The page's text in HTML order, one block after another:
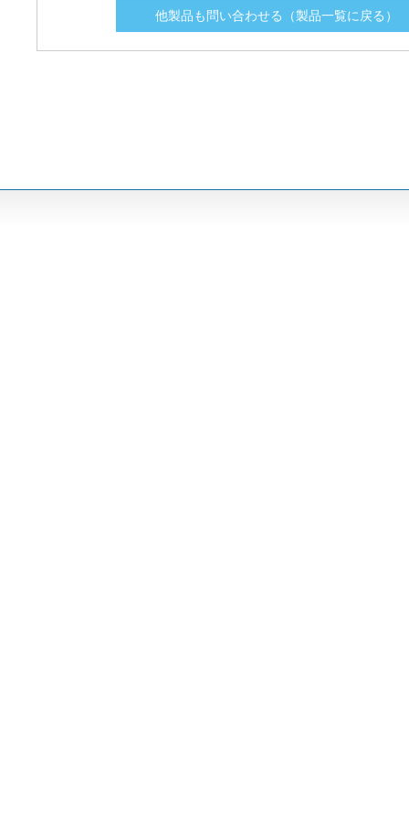
3.2
LMF1.25 1.25
3.2
LMF1.25 1.25
他製品も問い合わせる（製品一覧に戻る）